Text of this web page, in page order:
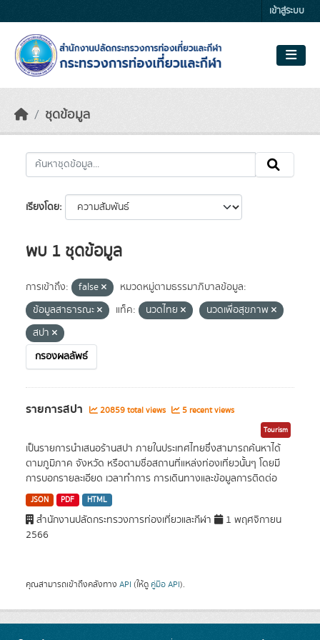
เข้าสู่ระบบ
ชุดข้อมูล
เรียงโดย
พบ 1 ชุดข้อมูล
การเข้าถึง: false
หมวดหมู่ตามธรรมาภิบาลข้อมูล:
ข้อมูลสาธารณะ
แท็ค: นวดไทย
นวดเพื่อสุขภาพ
สปา
กรองผลลัพธ์
รายการสปา 20859 total views 5 recent views
Tourism
เป็นรายการนำเสนอร้านสปา ภายในประเทศไทยซึ่งสามารถค้นหาได้
ตามภูมิภาค จังหวัด หรือตามชื่อสถานที่แหล่งท่องเที่ยวนั้นๆ โดยมี
การบอกรายละเอียด เวลาทำการ การเดินทางและข้อมูลการติดต่อ
JSON PDF HTML
สำนักงานปลัดกระทรวงการท่องเที่ยวและกีฬา
1 พฤศจิกายน
2566
คุณสามารถเข้าถึงคลังทาง API (ให้ดู คู่มือ API).